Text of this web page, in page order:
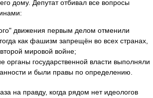
дому. Депутат отбивал все вопросы
движения первым делом отменили
как фашизм запрещён во всех странах,
мировой войне;
государственной власти выполняли
и были правы по определению.
на правду, когда рядом нет идеологов